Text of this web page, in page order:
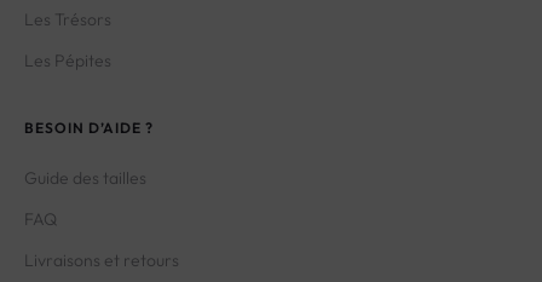
Les Trésors
Les Pépites
BESOIN D’AIDE ?
Guide des tailles
FAQ
Livraisons et retours